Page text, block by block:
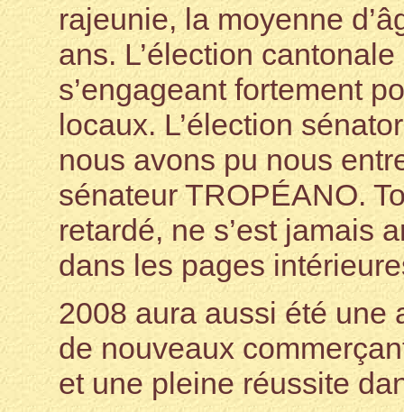
rajeunie, la moyenne
ans. L’élection
s’engageant fortement
locaux. L’élection
nous avons pu nous
sénateur TROPÉANO.
retardé, ne s’est jamais
dans les pages
2008 aura aussi été une
de nouveaux
et une pleine réussite